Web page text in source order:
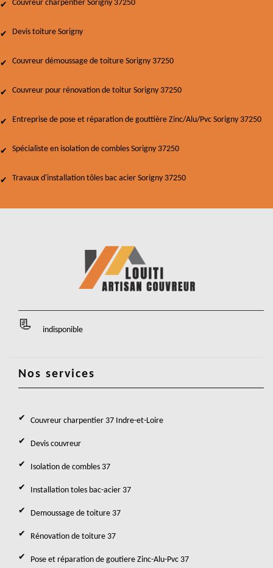
Couvreur charpentier Sorigny 37250
Devis toiture Sorigny
Couvreur démoussage de toiture Sorigny 37250
Couvreur pour rénovation de toitur Sorigny 37250
Entreprise de pose et réparation de gouttière Zinc/Alu/Pvc Sorigny 37250
Spécialiste en isolation de combles Sorigny 37250
Travaux d'installation tôles bac acier Sorigny 37250
indisponible
Nos services
Couvreur charpentier 37 Indre-et-Loire
Devis couvreur
Isolation de combles 37
Installation toles bac-acier 37
Demoussage de toiture 37
Rénovation de toiture 37
Pose et réparation de goutiere Zinc-Alu-Pvc 37